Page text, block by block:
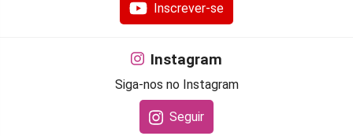
Inscrever-se
Instagram
Siga-nos no Instagram
Seguir